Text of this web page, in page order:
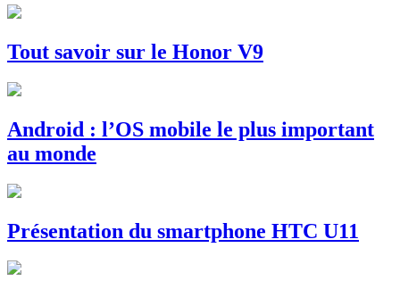
Tout savoir sur le Honor V9
Android : l’OS mobile le plus important
au monde
Présentation du smartphone HTC U11